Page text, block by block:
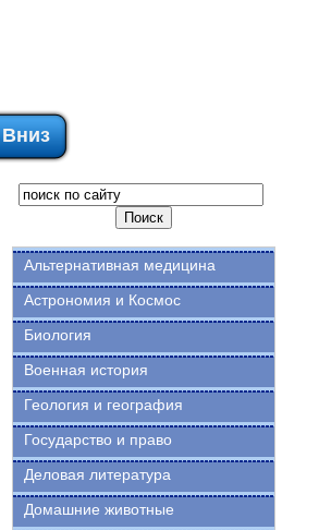
Вниз
Альтернативная медицина
Астрономия и Космос
Биология
Военная история
Геология и география
Государство и право
Деловая литература
Домашние животные